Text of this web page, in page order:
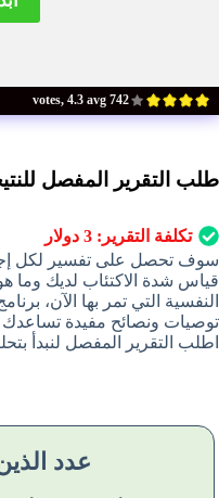
742 votes, 4.3 avg
طلب التقرير المفصل
تكلفة التقرير: 3 دولار
سوف تحصل على تفسير لكل
قياس شدة الاكتئاب لديك وما
النفسية التي تمر بها الآن،
توصيات ونصائح مفيدة
اطلب التقرير المفصل لنبدأ
عدد